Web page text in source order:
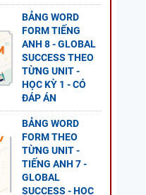
BẢNG WORD
FORM TIẾNG
ANH 8 - GLOBAL
SUCCESS THEO
TỪNG UNIT -
HỌC KỲ 1 - CÓ
ĐÁP ÁN
BẢNG WORD
FORM THEO
TỪNG UNIT -
TIẾNG ANH 7 -
GLOBAL
SUCCESS - HỌC